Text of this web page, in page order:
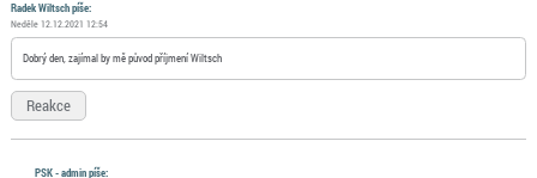
Radek Wiltsch píše:
Neděle 12.12.2021 12:54
Dobrý den, zajímal by mě původ příjmení Wiltsch
Reakce
PSK - admin píše: